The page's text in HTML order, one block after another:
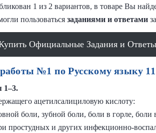
1 из 2 вариантов, в товаре Вы
пользоваться заданиями и ответами
Официальные Задания и Ответы
№1 по Русскому языку
1–3.
ацетилсалициловую кислоту:
боли, зубной боли, боли в горле,
простудных и других инфекционно-